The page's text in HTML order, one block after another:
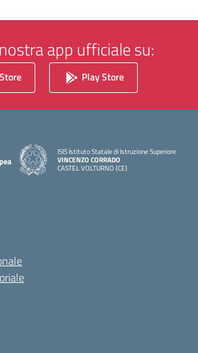
app ufficiale su:
Play Store
ISIS Istituto Statale di Istruzione Superiore
VINCENZO CORRADO
CASTEL VOLTURNO (CE)